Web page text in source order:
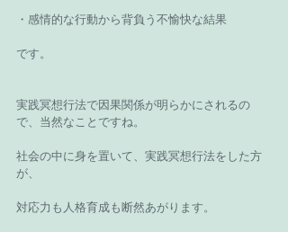
・感情的な行動から背負う不愉快な結果
です。
実践冥想行法で因果関係が明らかにされるの
で、当然なことですね。
社会の中に身を置いて、実践冥想行法をした方
が、
対応力も人格育成も断然あがります。